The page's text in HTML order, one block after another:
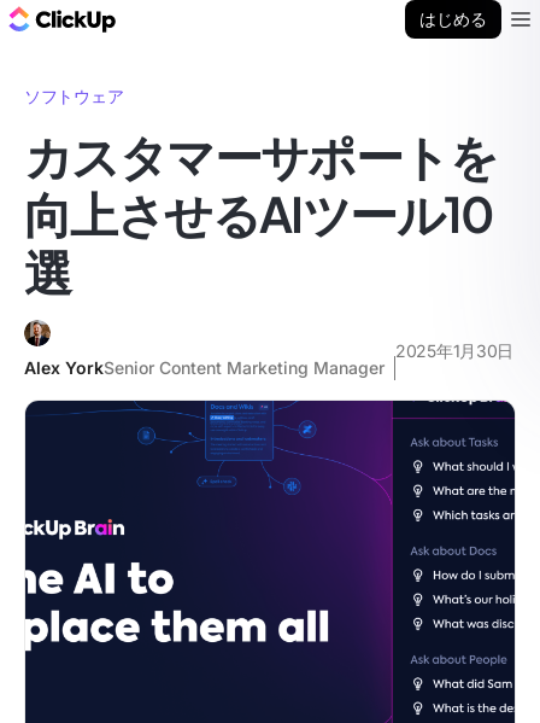
はじめる
ソフトウェア
カスタマーサポートを
向上させるAIツール10
選
Alex YorkSenior Content Marketing Manager
2025年1月30日